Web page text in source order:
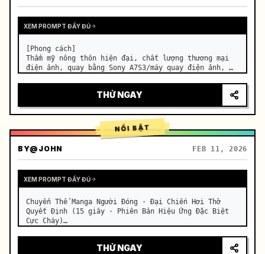
XEM PROMPT ĐẦY ĐỦ
[Phong cách]
Thẩm mỹ nông thôn hiện đại, chất lượng thương mại
điện ảnh, quay bằng Sony A7S3/máy quay điện ảnh,
trong trẻo, ASMR chữa lành, không có cảm giác phim
[Bối cảnh]
Một căn bếp mở trong trang…
THỬ NGAY
NỔI BẬT
BY@JOHN FEB 11, 2026
XEM PROMPT ĐẦY ĐỦ
Chuyển Thể Manga Người Đóng · Đại Chiến Hơi Thở
Quyết Định (15 giây · Phiên Bản Hiệu Ứng Đặc Biệt
Cực Cháy)
Xanh) VS Hơi Thở Của Sấm Sét (Sét Vàng), màn đấu
tay đôi tốc độ cực cao người đóng. …
THỬ NGAY